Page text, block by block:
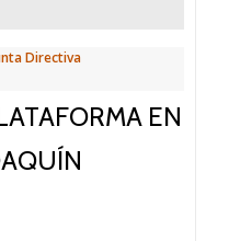
Directiva
EN